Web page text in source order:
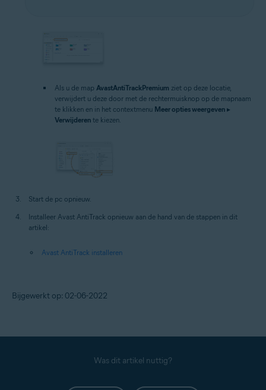
Als u de map AvastAntiTrackPremium ziet op deze locatie,
verwijdert u deze door met de rechtermuisknop op de mapnaam
te klikken en in het contextmenu Meer opties weergeven ▸
Verwijderen te kiezen.
Start de pc opnieuw.
Installeer Avast AntiTrack opnieuw aan de hand van de stappen in dit
artikel:
Avast AntiTrack installeren
Bijgewerkt op: 02-06-2022
Was dit artikel nuttig?